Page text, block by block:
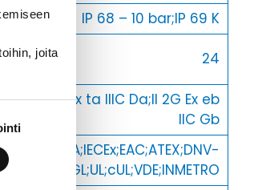
joita
IP 68 – 10 bar;IP 69 K
24
II 1D Ex ta IIIC Da;II 2G Ex eb
IIC Gb
CE;CSA;IECEx;EAC;ATEX;DNV-
GL;UL;cUL;VDE;INMETRO